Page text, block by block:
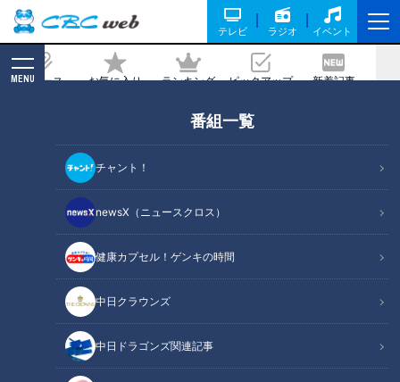
テレビ ラジオ イベント
ニュース お気に入り ランキング ピックアップ 新着記事
MENU
番組一覧
チャント！
newsX（ニュースクロス）
健康カプセル！ゲンキの時間
中日クラウンズ
中日ドラゴンズ関連記事
大山車を曳きまわすアツ過ぎる男たちに
密着
2023/05/24 17:53